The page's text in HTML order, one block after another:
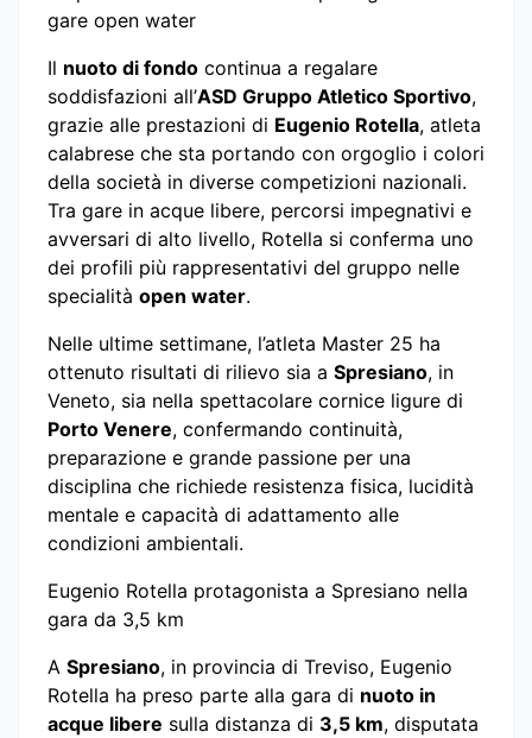
gare open water
Il nuoto di fondo continua a regalare
soddisfazioni all’ASD Gruppo Atletico Sportivo,
grazie alle prestazioni di Eugenio Rotella, atleta
calabrese che sta portando con orgoglio i colori
della società in diverse competizioni nazionali.
Tra gare in acque libere, percorsi impegnativi e
avversari di alto livello, Rotella si conferma uno
dei profili più rappresentativi del gruppo nelle
specialità open water.
Nelle ultime settimane, l’atleta Master 25 ha
ottenuto risultati di rilievo sia a Spresiano, in
Veneto, sia nella spettacolare cornice ligure di
Porto Venere, confermando continuità,
preparazione e grande passione per una
disciplina che richiede resistenza fisica, lucidità
mentale e capacità di adattamento alle
condizioni ambientali.
Eugenio Rotella protagonista a Spresiano nella
gara da 3,5 km
A Spresiano, in provincia di Treviso, Eugenio
Rotella ha preso parte alla gara di nuoto in
acque libere sulla distanza di 3,5 km, disputata